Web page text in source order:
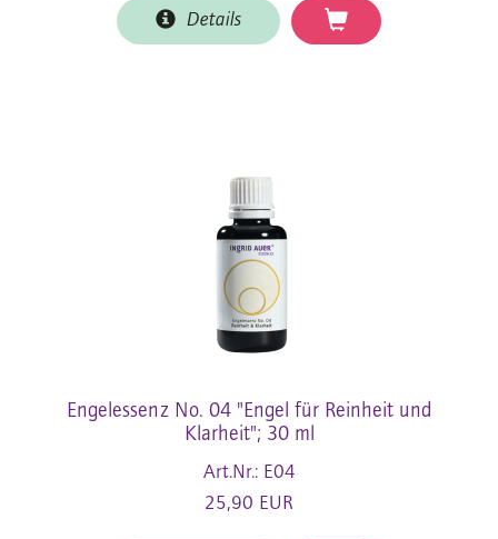
Details
Engelessenz No. 04 "Engel für Reinheit und
Klarheit"; 30 ml
Art.Nr.: E04
25,90 EUR